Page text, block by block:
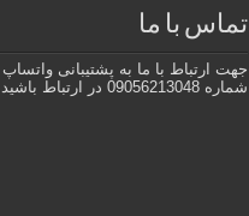
تماس با ما
جهت ارتباط با ما به پشتیبانی واتساپ
شماره 09056213048 در ارتباط باشید